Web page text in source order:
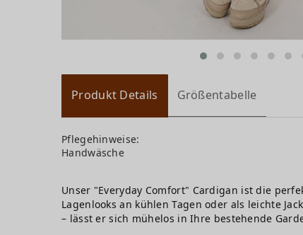
Produkt Details Größentabelle
Pflegehinweise:
Handwäsche
Unser "Everyday Comfort" Cardigan ist die
Lagenlooks an kühlen Tagen oder als leichte
– lässt er sich mühelos in Ihre bestehende